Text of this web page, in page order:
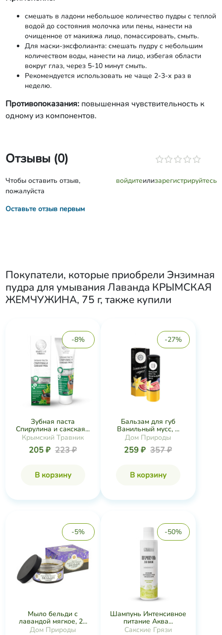
смешать в ладони небольшое количество пудры с теплой
водой до состояния молочка или пены, нанести на
очищенное от макияжа лицо, помассировать, смыть.
Для маски-эксфолианта: смешать пудру с небольшим
количеством воды, нанести на лицо, избегая области
вокруг глаз, через 5-10 минут смыть.
Рекомендуется использовать не чаще 2-3-х раз в
неделю.
Противопоказания: повышенная чувствительность к
одному из компонентов.
Отзывы (0)
Чтобы оставить отзыв,
пожалуйста
войдитеилизарегистрируйтесь
Оставьте отзыв первым
Покупатели, которые приобрели Энзимная
пудра для умывания Лаванда КРЫМСКАЯ
ЖЕМЧУЖИНА, 75 г, также купили
-8%
Зубная паста
Спирулина и сакская...
Крымский Травник
205 ₽ 223 ₽
В корзину
-27%
Бальзам для губ
Ванильный мусс, ...
Дом Природы
259 ₽ 357 ₽
В корзину
-5%
Мыло бельди с
лавандой мягкое, 2...
Дом Природы
-50%
Шампунь Интенсивное
питание Аква...
Сакские Грязи